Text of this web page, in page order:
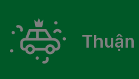
Thuận tiện hơn
Nhiều ưu đãi hơn